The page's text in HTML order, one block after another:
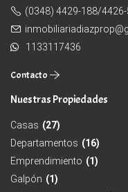
(0348) 4429-188/
1133117436
Contacto
Nuestras Propiedades
Casas (27)
Departamentos (16)
Emprendimiento (1)
Galpón (1)